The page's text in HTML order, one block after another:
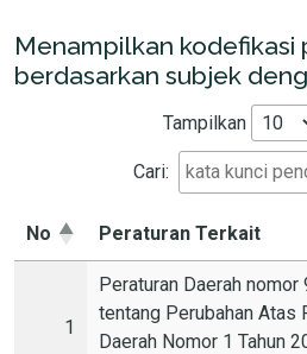
Menampilkan kodefikasi
berdasarkan subjek
Tampilkan
Cari:
No Peraturan Terkait
1
Peraturan Daerah nomor
tentang Perubahan Atas
Daerah Nomor 1 Tahun